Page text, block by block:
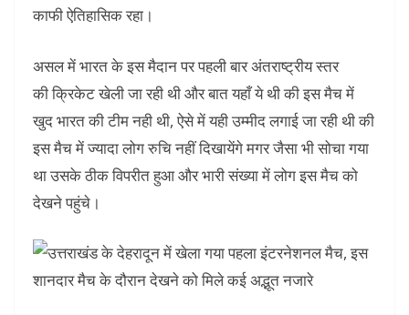
काफी ऐतिहासिक रहा।
असल में भारत के इस मैदान पर पहली बार अंतराष्ट्रीय स्तर
की क्रिकेट खेली जा रही थी और बात यहाँ ये थी की इस मैच में
खुद भारत की टीम नही थी, ऐसे में यही उम्मीद लगाई जा रही थी की
इस मैच में ज्यादा लोग रुचि नहीं दिखायेंगे मगर जैसा भी सोचा गया
था उसके ठीक विपरीत हुआ और भारी संख्या में लोग इस मैच को
देखने पहुंचे।